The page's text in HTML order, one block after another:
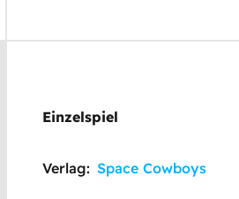
Einzelspiel
Verlag: Space Cowboys